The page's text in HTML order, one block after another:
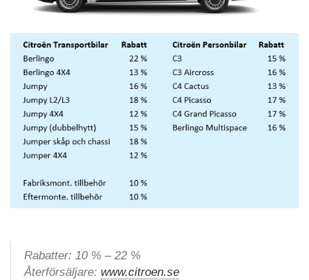
Rabatter: 10 % – 22 %
Återförsäljare: www.citroen.se